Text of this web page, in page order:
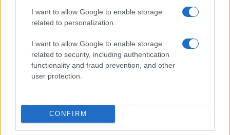
I want to allow Google to enable storage
related to personalization.
I want to allow Google to enable storage
related to security, including authentication
functionality and fraud prevention, and other
user protection.
CONFIRM
ECONOMÍA